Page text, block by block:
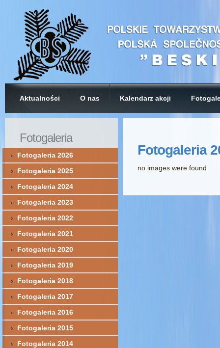
Aktualności O nas Kalendarz akcji
Fotogaleria
no images were found
Fotogaleria
Fotogaleria 2026
Fotogaleria 2025
Fotogaleria 2024
Fotogaleria 2023
Fotogaleria 2022
Fotogaleria 2021
Fotogaleria 2020
Fotogaleria 2019
Fotogaleria 2018
Fotogaleria 2017
Fotogaleria 2016
Fotogaleria 2015
Fotogaleria 2014